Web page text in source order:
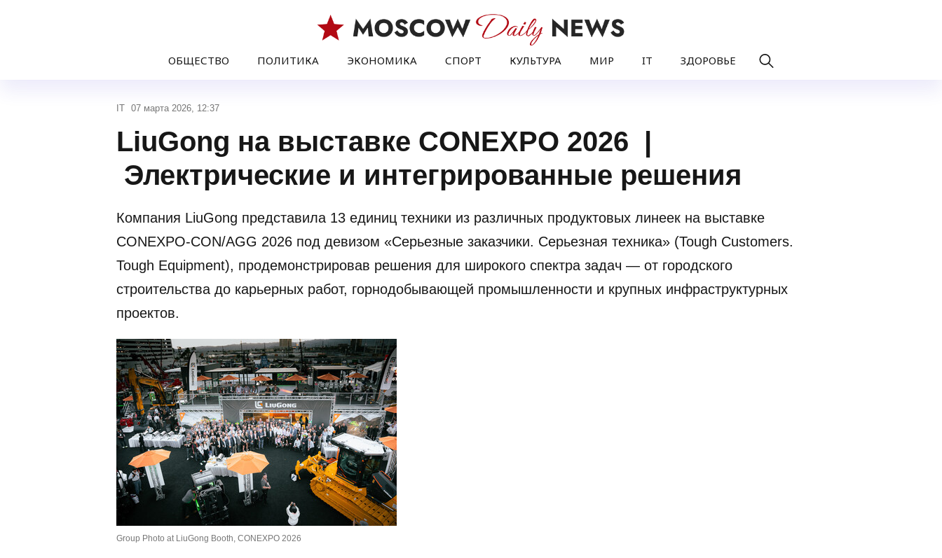
ОБЩЕСТВО ПОЛИТИКА ЭКОНОМИКА СПОРТ КУЛЬТУРА МИР IT ЗДОРОВЬЕ
IT 07 марта 2026, 12:37
LiuGong на выставке CONEXPO 2026 |
Электрические и интегрированные решения
Компания LiuGong представила 13 единиц техники из различных продуктовых линеек на выставке
CONEXPO-CON/AGG 2026 под девизом «Серьезные заказчики. Серьезная техника» (Tough Customers.
Tough Equipment), продемонстрировав решения для широкого спектра задач — от городского
строительства до карьерных работ, горнодобывающей промышленности и крупных инфраструктурных
проектов.
Group Photo at LiuGong Booth, CONEXPO 2026